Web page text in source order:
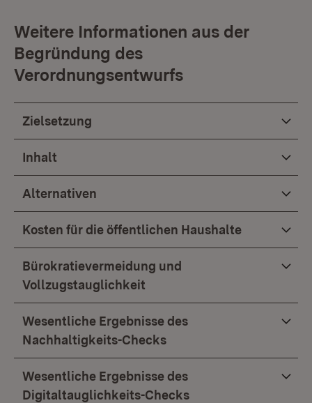
Weitere Informationen aus der
Begründung des
Verordnungsentwurfs
Zielsetzung
Inhalt
Alternativen
Kosten für die öffentlichen Haushalte
Bürokratievermeidung und
Vollzugstauglichkeit
Wesentliche Ergebnisse des
Nachhaltigkeits-Checks
Wesentliche Ergebnisse des
Digitaltauglichkeits-Checks